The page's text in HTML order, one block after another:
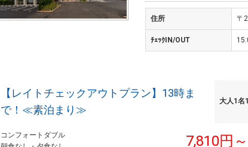
住所 〒
ﾁｪｯｸIN/OUT
【レイトチェックアウトプラン】13時ま
で！≪素泊まり≫
大人1名
コンフォートダブル
7,810円